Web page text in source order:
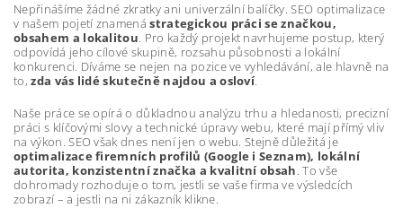
Nepřinášíme žádné zkratky ani univerzální balíčky. SEO optimalizace
v našem pojetí znamenástrategickou práci se značkou,
obsahem a lokalitou. Pro každý projekt navrhujeme postup, který
odpovídá jeho cílové skupině, rozsahu působnosti a lokální
konkurenci. Díváme se nejen na pozice ve vyhledávání, ale hlavně na
to,zda vás lidé skutečně najdou a osloví.
Naše práce se opírá o důkladnou analýzu trhu a hledanosti, precizní
práci s klíčovými slovy a technické úpravy webu, které mají přímý vliv
na výkon. SEO však dnes není jen o webu. Stejně důležitá je
optimalizace firemních profilů (Google i Seznam), lokální
autorita, konzistentní značka a kvalitní obsah. To vše
dohromady rozhoduje o tom, jestli se vaše firma ve výsledcích
zobrazí – a jestli na ni zákazník klikne.